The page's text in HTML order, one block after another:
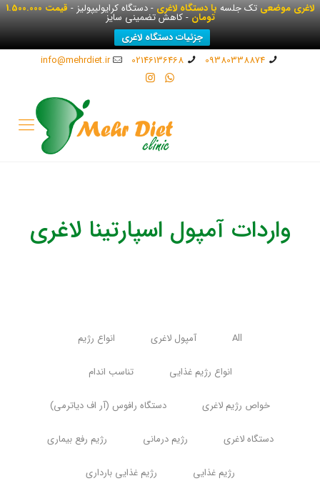
لاغری موضعیتک جلسهبا دستگاه لاغری- دستگاه کرایولیپولیز - قیمت 1.500.000
تومان- کاهش تضمینی سایز
جزئیات دستگاه لاغری
09380338874
02146136468
info@mehrdiet.ir
واردات آمپول اسپارتینا لاغری
All آمپول لاغری انواع رژیم
انواع رژیم غذایی تناسب اندام
خواص رژیم لاغری دستگاه رافوس (آر اف دیاترمی)
دستگاه لاغری رژیم درمانی رژیم رفع بیماری
رژیم غذایی رژیم غذایی بارداری